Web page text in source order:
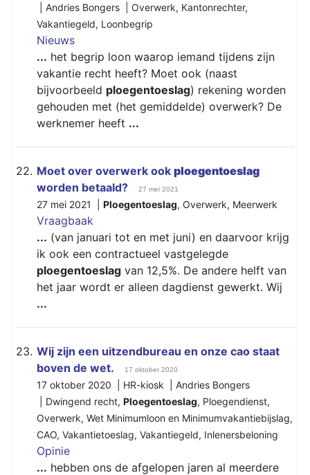
| Andries Bongers | Overwerk, Kantonrechter,
Vakantiegeld, Loonbegrip
Nieuws
... het begrip loon waarop iemand tijdens zijn
vakantie recht heeft? Moet ook (naast
bijvoorbeeld ploegentoeslag) rekening worden
gehouden met (het gemiddelde) overwerk? De
werknemer heeft ...
22. Moet over overwerk ook ploegentoeslag
worden betaald?
27 mei 2021
27 mei 2021 | Ploegentoeslag, Overwerk, Meerwerk
Vraagbaak
... (van januari tot en met juni) en daarvoor krijg
ik ook een contractueel vastgelegde
ploegentoeslag van 12,5%. De andere helft van
het jaar wordt er alleen dagdienst gewerkt. Wij
...
23. Wij zijn een uitzendbureau en onze cao staat
boven de wet.
17 oktober 2020
17 oktober 2020 | HR-kiosk | Andries Bongers
Dwingend recht, Ploegentoeslag, Ploegendienst,
Overwerk, Wet Minimumloon en Minimumvakantiebijslag,
CAO, Vakantietoeslag, Vakantiegeld, Inlenersbeloning
Opinie
... hebben ons de afgelopen jaren al meerdere